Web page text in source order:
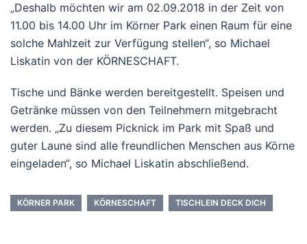
„Deshalb möchten wir am 02.09.2018 in der Zeit von
11.00 bis 14.00 Uhr im Körner Park einen Raum für eine
solche Mahlzeit zur Verfügung stellen“, so Michael
Liskatin von der KÖRNESCHAFT.
Tische und Bänke werden bereitgestellt. Speisen und
Getränke müssen von den Teilnehmern mitgebracht
werden. „Zu diesem Picknick im Park mit Spaß und
guter Laune sind alle freundlichen Menschen aus Körne
eingeladen“, so Michael Liskatin abschließend.
KÖRNER PARK KÖRNESCHAFT TISCHLEIN DECK DICH